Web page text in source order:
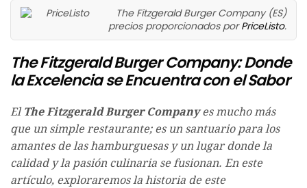
The Fitzgerald Burger Company (ES)
precios proporcionados porPriceListo.
The Fitzgerald Burger Company: Donde
la Excelencia se Encuentra con el Sabor
El The Fitzgerald Burger Companyes mucho más
que un simple restaurante; es un santuario para los
amantes de las hamburguesas y un lugar donde la
calidad y la pasión culinaria se fusionan. En este
artículo, exploraremos la historia de este